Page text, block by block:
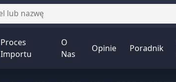
Proces
Importu
O
Nas
Opinie Poradnik